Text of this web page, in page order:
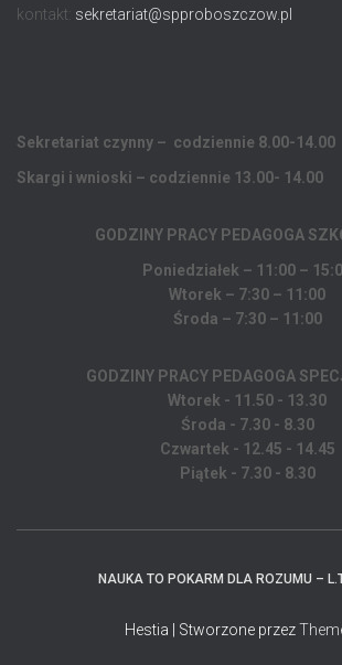
kontakt: sekretariat@spproboszczow.pl
Sekretariat czynny – codziennie 8.00-14.00
Skargi i wnioski – codziennie 13.00- 14.00
GODZINY PRACY PEDAGOGA
Poniedziałek – 11:00 –
Wtorek – 7:30 – 11:00
Środa – 7:30 – 11:00
GODZINY PRACY PEDAGOGA
Wtorek - 11.50 - 13.30
Środa - 7.30 - 8.30
Czwartek - 12.45 - 14.45
Piątek - 7.30 - 8.30
NAUKA TO POKARM DLA ROZUMU –
Hestia | Stworzone przez